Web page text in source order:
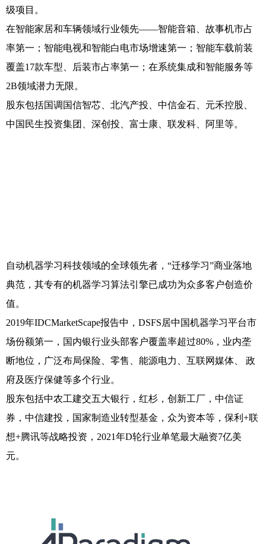
级项目。
在智能家居和车辆领域行业领先——智能音箱、故事机市占
率第一；智能电视和智能白电市场增速第一；智能车载前装
覆盖17款车型、后装市占率第一；在系统集成和智能服务等
2B领域潜力无限。
股东包括国调国信智芯、北汽产投、中信金石、元禾控股、
中国民生投资集团、深创投、富士康、联发科、阿里等。
自动机器学习科技领域的全球领先者，“迁移学习”商业落地
典范，其专有的机器学习算法引擎已成功为众多客户创造价
值。
2019年IDCMarketScape报告中，DSFS居中国机器学习平台市
场份额第一，国内银行业头部客户覆盖率超过80%，业内垄
断地位，广泛布局保险、零售、能源电力、互联网媒体、 政
府及医疗保健等多个行业。
股东包括中农工建交五大银行，红杉，创新工厂，中信证
券，中信建投，国家制造业转型基金，众为资本等，保利+联
想+腾讯等战略投资，2021年D轮行业单笔最大融资7亿美
元。